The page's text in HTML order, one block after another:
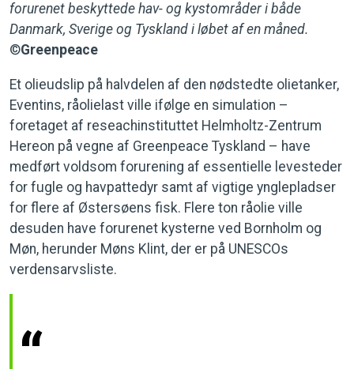
forurenet beskyttede hav- og kystområder i både
Danmark, Sverige og Tyskland i løbet af en måned.
©Greenpeace
Et olieudslip på halvdelen af den nødstedte olietanker,
Eventins, råolielast ville ifølge en simulation –
foretaget af reseachinstituttet Helmholtz-Zentrum
Hereon på vegne af Greenpeace Tyskland – have
medført voldsom forurening af essentielle levesteder
for fugle og havpattedyr samt af vigtige ynglepladser
for flere af Østersøens fisk. Flere ton råolie ville
desuden have forurenet kysterne ved Bornholm og
Møn, herunder Møns Klint, der er på UNESCOs
verdensarvsliste.